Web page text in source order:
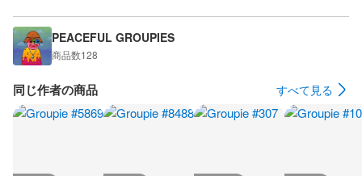
PEACEFUL GROUPIES
商品数128
同じ作者の商品 すべて見る